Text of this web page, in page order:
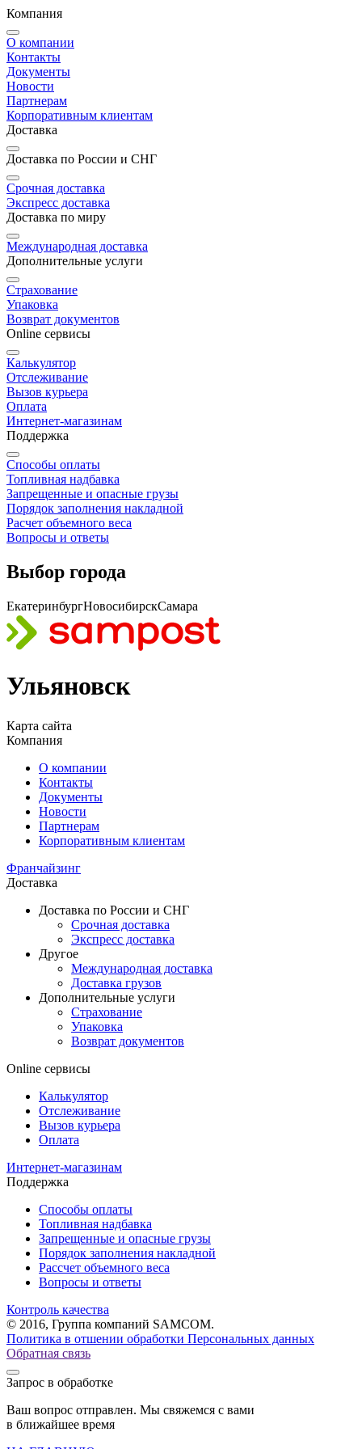
Компания
О компании
Контакты
Документы
Новости
Партнерам
Корпоративным клиентам
Доставка
Доставка по России и СНГ
Срочная доставка
Экспресс доставка
Доставка по миру
Международная доставка
Дополнительные услуги
Страхование
Упаковка
Возврат документов
Online сервисы
Калькулятор
Отслеживание
Вызов курьера
Оплата
Интернет-магазинам
Поддержка
Способы оплаты
Топливная надбавка
Запрещенные и опасные грузы
Порядок заполнения накладной
Расчет объемного веса
Вопросы и ответы
Выбор города
ЕкатеринбургНовосибирскСамара
Ульяновск
Карта сайта
Компания
О компании
Контакты
Документы
Новости
Партнерам
Корпоративным клиентам
Франчайзинг
Доставка
Доставка по России и СНГ
Срочная доставка
Экспресс доставка
Другое
Международная доставка
Доставка грузов
Дополнительные услуги
Страхование
Упаковка
Возврат документов
Online сервисы
Калькулятор
Отслеживание
Вызов курьера
Оплата
Интернет-магазинам
Поддержка
Способы оплаты
Топливная надбавка
Запрещенные и опасные грузы
Порядок заполнения накладной
Рассчет объемного веса
Вопросы и ответы
Контроль качества
© 2016, Группа компаний SAMCOM.
Политика в отшении обработки Персональных данных
Обратная связь
Запрос в обработке
Ваш вопрос отправлен. Мы свяжемся с вами
в ближайшее время